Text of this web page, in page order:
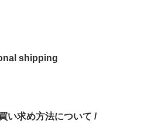
shipping
い求め方法について /